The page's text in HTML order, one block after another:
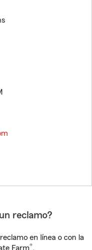
reclamo?
en línea o con la
Farm®.